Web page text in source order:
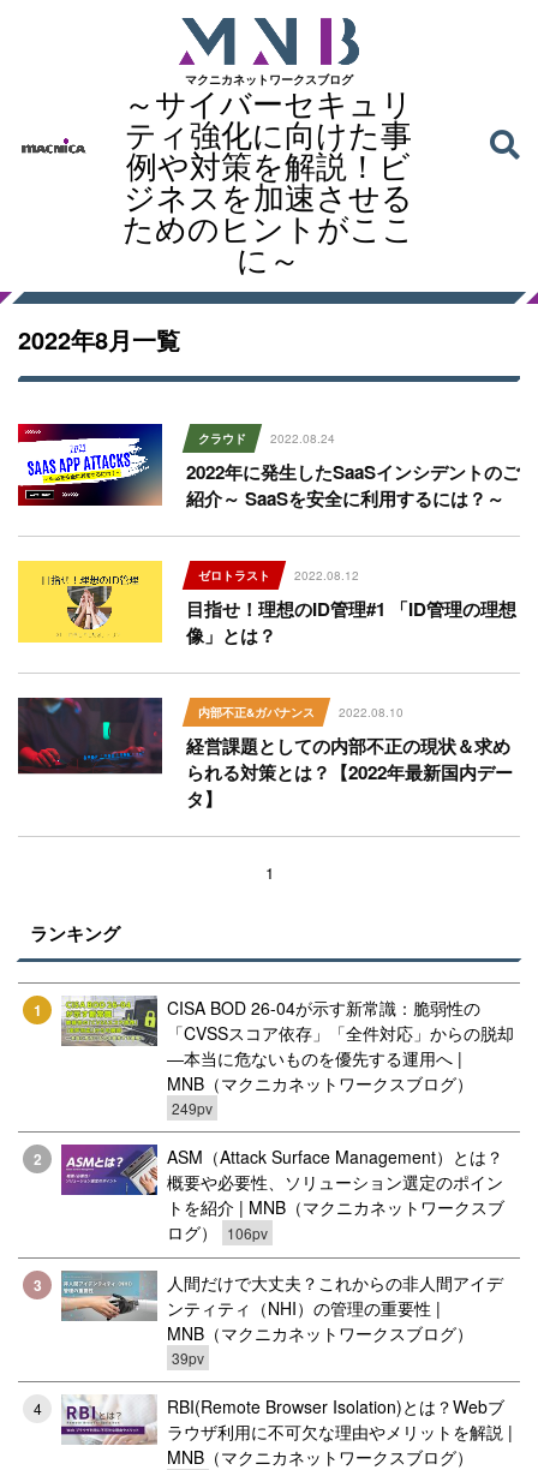
マクニカネットワークスブログ
～サイバーセキュリ
ティ強化に向けた事
例や対策を解説！ビ
ジネスを加速させる
ためのヒントがここ
に～
2022年8月一覧
クラウド 2022.08.24
2022年に発生したSaaSインシデントのご
紹介～ SaaSを安全に利用するには？～
ゼロトラスト 2022.08.12
目指せ！理想のID管理#1 「ID管理の理想
像」とは？
内部不正&ガバナンス 2022.08.10
経営課題としての内部不正の現状＆求め
られる対策とは？【2022年最新国内デー
タ】
1
ランキング
1
CISA BOD 26-04が示す新常識：脆弱性の
「CVSSスコア依存」「全件対応」からの脱却
―本当に危ないものを優先する運用へ |
MNB（マクニカネットワークスブログ）
249pv
2
ASM（Attack Surface Management）とは？
概要や必要性、ソリューション選定のポイン
トを紹介 | MNB（マクニカネットワークスブ
ログ）
106pv
3
人間だけで大丈夫？これからの非人間アイデ
ンティティ（NHI）の管理の重要性 |
MNB（マクニカネットワークスブログ）
39pv
4
RBI(Remote Browser Isolation)とは？Webブ
ラウザ利用に不可欠な理由やメリットを解説 |
MNB（マクニカネットワークスブログ）